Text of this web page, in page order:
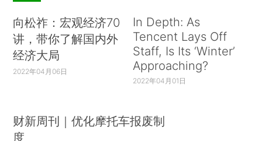
向松祚：宏观经济70
讲，带你了解国内外
经济大局
2022年04月06日
In Depth: As
Tencent Lays Off
Staff, Is Its ‘Winter’
Approaching?
2022年04月01日
财新周刊｜优化摩托车报废制
度